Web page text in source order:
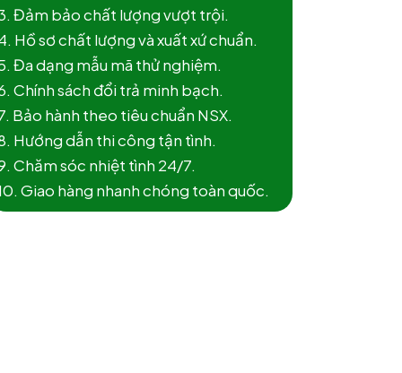
Đảm bảo chất lượng vượt trội.
Hồ sơ chất lượng và xuất xứ chuẩn.
Đa dạng mẫu mã thử nghiệm.
Chính sách đổi trả minh bạch.
Bảo hành theo tiêu chuẩn NSX.
Hướng dẫn thi công tận tình.
Chăm sóc nhiệt tình 24/7.
Giao hàng nhanh chóng toàn quốc.